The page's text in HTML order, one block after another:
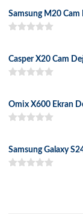
Samsung M20 Cam
Casper X20 Cam
Omix X600 Ekran
Samsung Galaxy